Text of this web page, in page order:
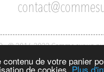
de votre panier
de cookies.Plus
- © 2016-2022 Comme sur un